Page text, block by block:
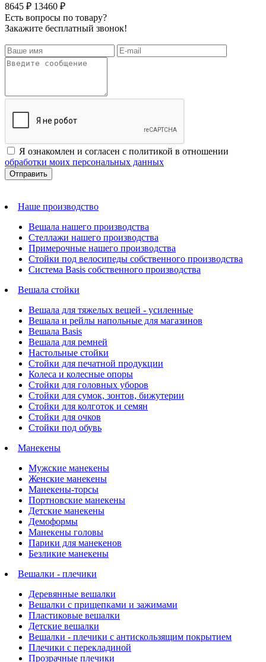
8645 ₽ 13460 ₽
Есть вопросы по товару?
Закажите бесплатный звонок!
Я ознакомлен и согласен с политикой в отношении
обработки моих персональных данных
Наше производство
Вешала нашего производства
Стеллажи нашего производства
Примерочные нашего производства
Стойки под велосипеды собственного производства
Система Basis собственного производства
Вешала стойки
Вешала для тяжелых вещей - усиленные
Вешала и рейлы напольные для магазинов
Вешала Basis
Вешала для ремней
Настольные стойки
Стойки для печатной продукции
Колеса и колесные опоры
Стойки для головных уборов
Стойки для сумок, зонтов, бижутерии
Стойки для колготок и семян
Стойки для очков
Стойки под обувь
Манекены
Мужские манекены
Женские манекены
Манекены-торсы
Портновские манекены
Детские манекены
Демоформы
Манекены головы
Парики для манекенов
Безликие манекены
Вешалки - плечики
Деревянные вешалки
Вешалки с прищепками и зажимами
Пластиковые вешалки
Детские вешалки
Вешалки - плечики с антискользящим покрытием
Плечики с перекладиной
Прозрачные плечики